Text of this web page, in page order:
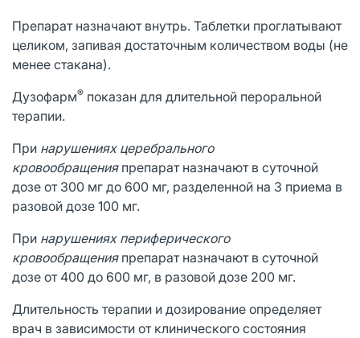
Препарат назначают внутрь. Таблетки проглатывают
целиком, запивая достаточным количеством воды (не
менее стакана).
Дузофарм® показан для длительной пероральной
терапии.
При нарушениях церебрального
кровообращения препарат назначают в суточной
дозе от 300 мг до 600 мг, разделенной на 3 приема в
разовой дозе 100 мг.
При нарушениях периферического
кровообращенияпрепарат назначают в суточной
дозе от 400 до 600 мг, в разовой дозе 200 мг.
Длительность терапии и дозирование определяет
врач в зависимости от клинического состояния